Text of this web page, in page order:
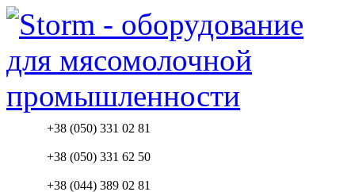
+38 (050) 331 02 81
+38 (050) 331 62 50
+38 (044) 389 02 81